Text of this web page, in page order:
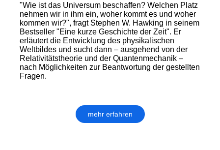
"Wie ist das Universum beschaffen? Welchen Platz
nehmen wir in ihm ein, woher kommt es und woher
kommen wir?", fragt Stephen W. Hawking in seinem
Bestseller "Eine kurze Geschichte der Zeit". Er
erläutert die Entwicklung des physikalischen
Weltbildes und sucht dann – ausgehend von der
Relativitätstheorie und der Quantenmechanik –
nach Möglichkeiten zur Beantwortung der gestellten
Fragen.
mehr erfahren